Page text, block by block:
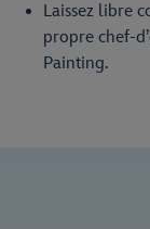
Laissez libre
propre chef-
Painting.